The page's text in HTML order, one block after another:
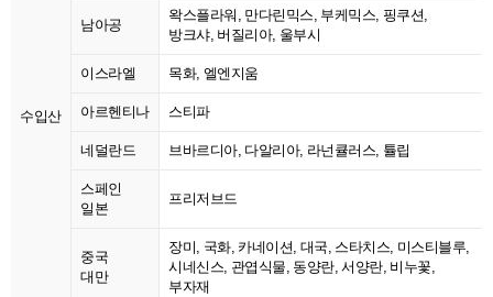
수입산
남아공
왁스플라워, 만다린믹스, 부케믹스, 핑쿠션,
방크샤, 버질리아, 울부시
이스라엘 목화, 엘엔지움
아르헨티나 스티파
네덜란드 브바르디아, 다알리아, 라넌큘러스, 튤립
스페인
일본
프리저브드
중국
대만
장미, 국화, 카네이션, 대국, 스타치스, 미스티블루,
시네신스, 관엽식물, 동양란, 서양란, 비누꽃,
부자재